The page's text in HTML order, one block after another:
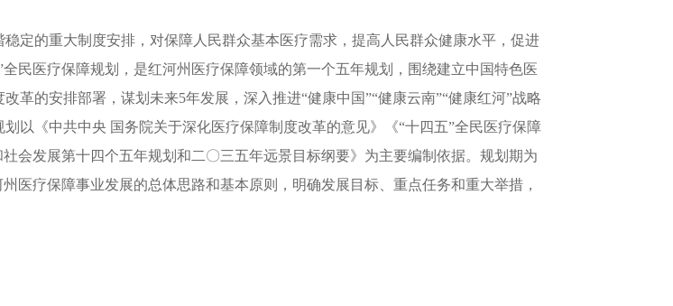
的重大制度安排，对保障人民群众基本医疗需求，提高人民群众健康水平，促进
民医疗保障规划，是红河州医疗保障领域的第一个五年规划，围绕建立中国特色医
革的安排部署，谋划未来5年发展，深入推进“健康中国”“健康云南”“健康红河”战略
以《中共中央 国务院关于深化医疗保障制度改革的意见》《“十四五”全民医疗保障
会发展第十四个五年规划和二〇三五年远景目标纲要》为主要编制依据。规划期为
医疗保障事业发展的总体思路和基本原则，明确发展目标、重点任务和重大举措，